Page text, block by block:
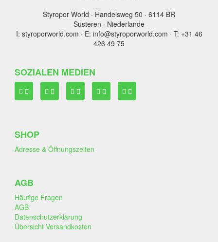
Styropor World · Handelsweg 50 · 6114 BR
Susteren · Niederlande
I: styroporworld.com · E: info@styroporworld.com · T: +31 46
426 49 75
SOZIALEN MEDIEN
SHOP
Adresse & Öffnungszeiten
AGB
Häufige Fragen
AGB
Datenschutzerklärung
Übersicht Versandkosten